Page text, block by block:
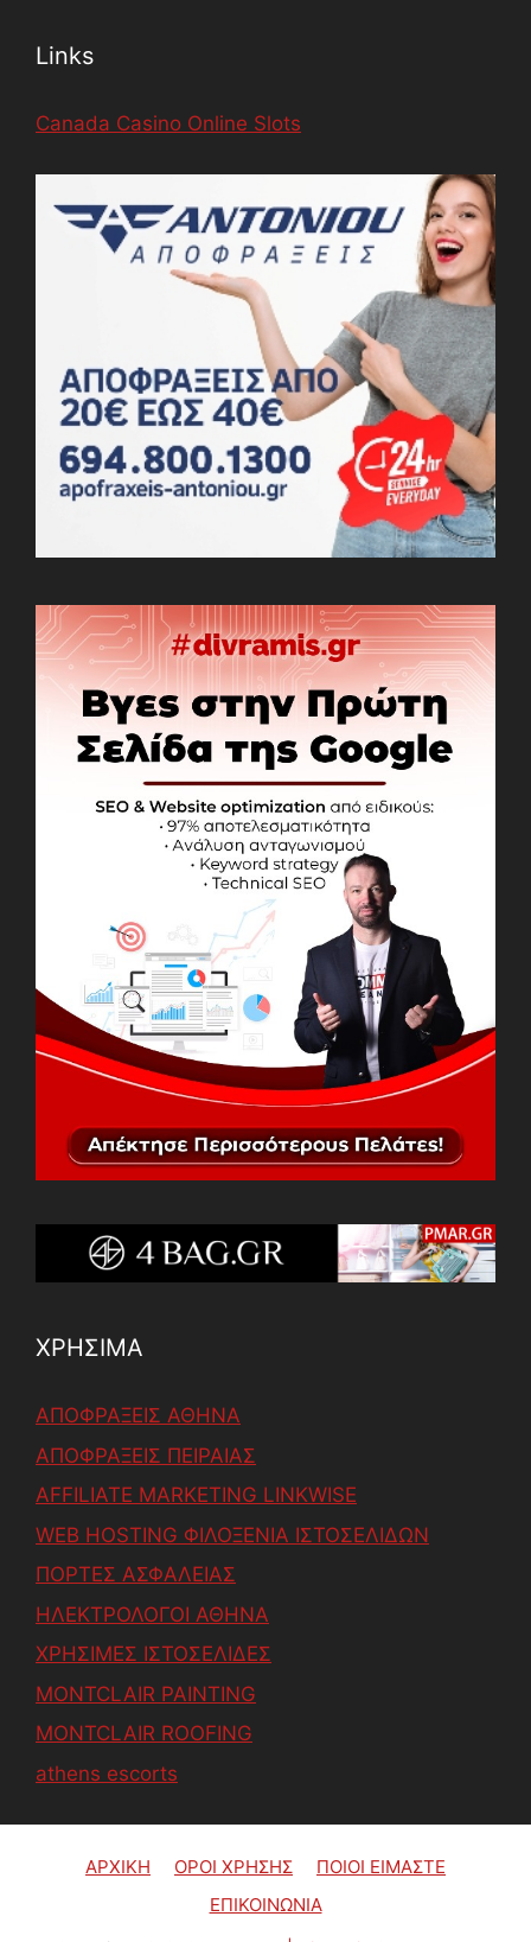
Links
Canada Casino Online Slots
ΧΡΗΣΙΜΑ
ΑΠΟΦΡΑΞΕΙΣ ΑΘΗΝΑ
ΑΠΟΦΡΑΞΕΙΣ ΠΕΙΡΑΙΑΣ
AFFILIATE MARKETING LINKWISE
WEB HOSTING ΦΙΛΟΞΕΝΙΑ ΙΣΤΟΣΕΛΙΔΩΝ
ΠΟΡΤΕΣ ΑΣΦΑΛΕΙΑΣ
ΗΛΕΚΤΡΟΛΟΓΟΙ ΑΘΗΝΑ
ΧΡΗΣΙΜΕΣ ΙΣΤΟΣΕΛΙΔΕΣ
MONTCLAIR PAINTING
MONTCLAIR ROOFING
athens escorts
ΑΡΧΙΚΗ ΟΡΟΙ ΧΡΗΣΗΣ
ΠΟΙΟΙ ΕΙΜΑΣΤΕ
ΕΠΙΚΟΙΝΩΝΙΑ